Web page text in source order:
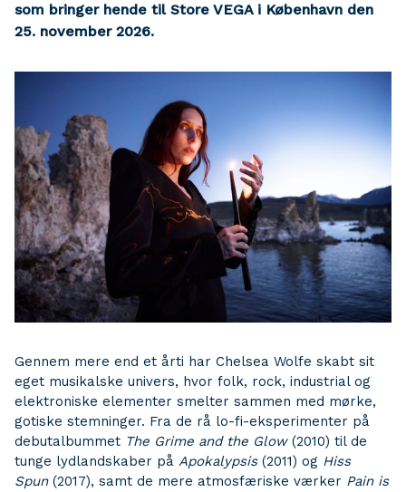
som bringer hende til Store VEGA i København den
25. november 2026.
Gennem mere end et årti har Chelsea Wolfe skabt sit
eget musikalske univers, hvor folk, rock, industrial og
elektroniske elementer smelter sammen med mørke,
gotiske stemninger. Fra de rå lo-fi-eksperimenter på
debutalbummet The Grime and the Glow(2010) til de
tunge lydlandskaber på Apokalypsis(2011) og Hiss
Spun(2017), samt de mere atmosfæriske værker Pain is